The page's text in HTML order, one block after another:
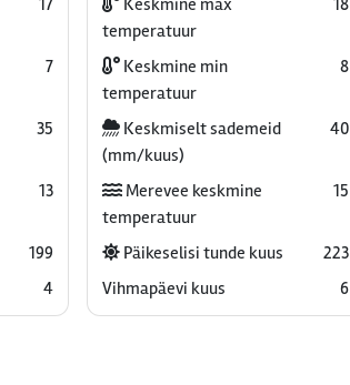
17
7
35
13
199
4
Keskmine max
temperatuur
18
Keskmine min
temperatuur
8
Keskmiselt sademeid
(mm/kuus)
40
Merevee keskmine
temperatuur
15
Päikeselisi tunde kuus
223
Vihmapäevi kuus
6